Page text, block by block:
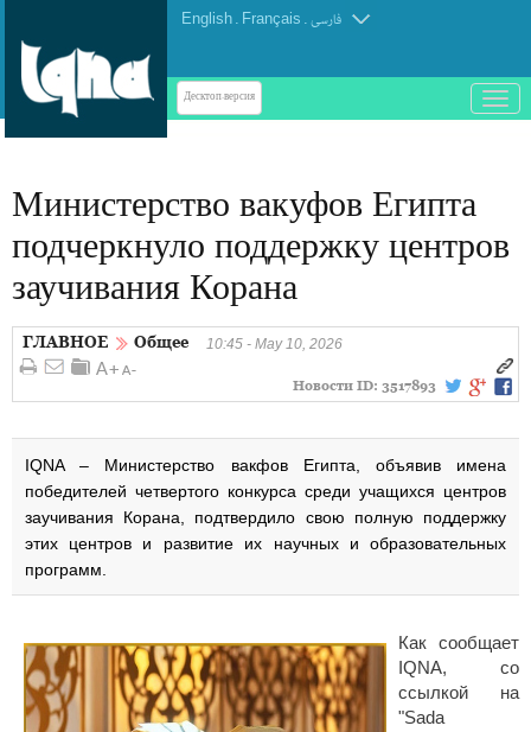
English . Français . فارسی
Десктоп-версия
باز
و
Министерство вакуфов Египта
подчеркнуло поддержку центров
заучивания Корана
ГЛАВНОЕ Общее 10:45 - May 10, 2026
Новости ID: 3517893
IQNA – Министерство вакфов Египта, объявив имена
победителей четвертого конкурса среди учащихся центров
заучивания Корана, подтвердило свою полную поддержку
этих центров и развитие их научных и образовательных
программ.
Как сообщает
IQNA, со
ссылкой на
"Sada